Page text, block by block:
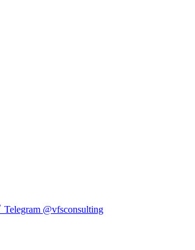
Telegram @vfsconsulting